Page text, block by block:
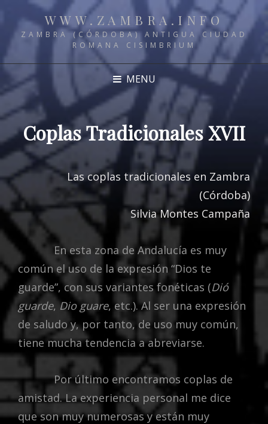
WWW.ZAMBRA.INFO
ZAMBRA (CÓRDOBA) ANTIGUA CIUDAD
ROMANA CISIMBRIUM
MENU
Coplas Tradicionales XVII
Las coplas tradicionales en Zambra
(Córdoba)
Silvia Montes Campaña
En esta zona de Andalucía es muy
común el uso de la expresión “Dios te
guarde”, con sus variantes fonéticas (Dió
guarde, Dio guare, etc.). Al ser una expresión
de saludo y, por tanto, de uso muy común,
tiene mucha tendencia a abreviarse.
Por último encontramos coplas de
amistad. La experiencia personal me dice
que son muy numerosas y están muy